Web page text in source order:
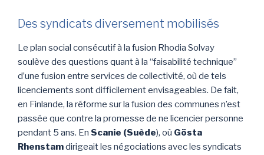
Des syndicats diversement mobilisés
Le plan social consécutif à la fusion Rhodia Solvay
soulève des questions quant à la “faisabilité technique”
d’une fusion entre services de collectivité, où de tels
licenciements sont difficilement envisageables. De fait,
en Finlande, la réforme sur la fusion des communes n’est
passée que contre la promesse de ne licencier personne
pendant 5 ans. En Scanie (Suède), où Gösta
Rhenstamdirigeait les négociations avec les syndicats